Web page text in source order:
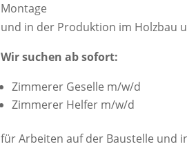
Montage
und in der Produktion im Holzbau
Wir suchen ab sofort:
Zimmerer Geselle m/w/d
Zimmerer Helfer m/w/d
für Arbeiten auf der Baustelle und